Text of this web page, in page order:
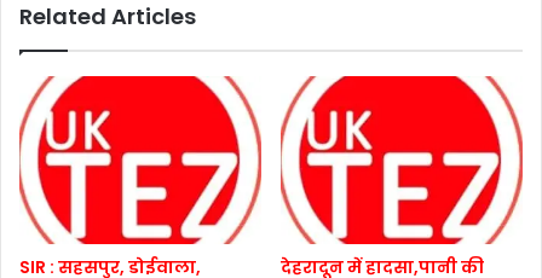
Related Articles
SIR : सहसपुर, डोईवाला,
देहरादून में हादसा,पानी की